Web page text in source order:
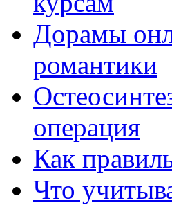
Дорамы
романтики
операция
Как
Что